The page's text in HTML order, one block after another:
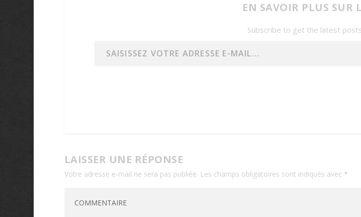
EN SAVOIR PLUS SUR
Subscribe to get the latest
LAISSER UNE RÉPONSE
Votre adresse e-mail ne sera pas publiée. Les champs obligatoires sont indiqués avec *